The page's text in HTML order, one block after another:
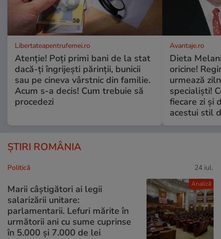
Libertateapentrufemei.ro
Atenție! Poți primi bani de la stat
dacă-ți îngrijești părinții, bunicii
sau pe cineva vârstnic din familie.
Acum s-a decis! Cum trebuie să
procedezi
Avantaje.ro
Dieta
oricine!
urmează
specialiști!
fiecare zi și
acestui stil
ȘTIRI ROMÂNIA
Analiză
Politică 24 iul.
Marii câștigători ai legii
salarizării unitare:
parlamentarii. Lefuri mărite în
următorii ani cu sume cuprinse
în 5.000 și 7.000 de lei